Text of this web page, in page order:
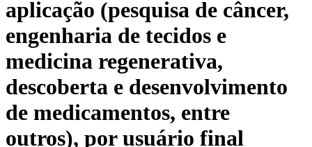
aplicação (pesquisa de câncer,
engenharia de tecidos e
medicina regenerativa,
descoberta e desenvolvimento
de medicamentos, entre
outros), por usuário final